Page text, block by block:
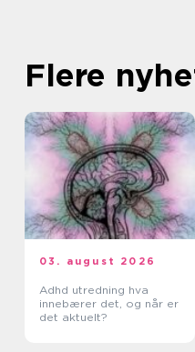
Flere
03. august 2026
Adhd utredning hva
innebærer det, og når er
det aktuelt?